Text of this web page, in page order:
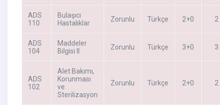
ADS
110
Bulaşıcı
Hastalıklar
Zorunlu Türkçe 2+0 2
ADS
104
Maddeler
Bilgisi II
Zorunlu Türkçe 3+0 3
ADS
102
Alet Bakımı,
Korunması
ve
Sterilizasyon
Zorunlu Türkçe 2+0 2